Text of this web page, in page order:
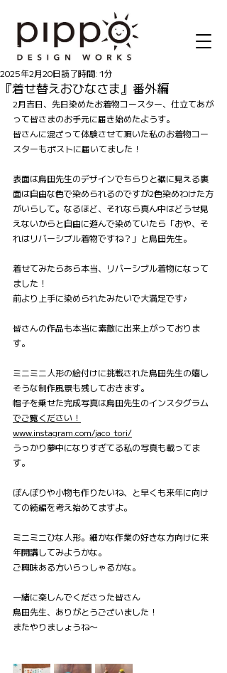
記事
『着せ替えおひなさま』番外編
2025年2月20日読了時間: 1分
2月吉日、先日染めたお着物コースター、仕立てあが
って皆さまのお手元に届き始めたようす。
皆さんに混ざって体験させて頂いた私のお着物コー
スターもポストに届いてました！
表面は鳥田先生のデザインでちらりと裾に見える裏
面は自由な色で染められるのですが2色染めわけた方
がいらして。なるほど、それなら真ん中はどうせ見
えないからと自由に遊んで染めていたら「おや、そ
れはリバーシブル着物ですね？」と鳥田先生。
着せてみたらあら本当、リバーシブル着物になって
ました！
前より上手に染められたみたいで大満足です♪
皆さんの作品も本当に素敵に出来上がっておりま
す。
ミニミニ人形の絵付けに挑戦された鳥田先生の嬉し
そうな制作風景も残しておきます。
帽子を乗せた完成写真は鳥田先生のインスタグラム
でご覧ください！
www.instagram.com/jaco_tori/
うっかり夢中になりすぎてる私の写真も載ってま
す。
ぼんぼりや小物も作りたいね、と早くも来年に向け
ての続編を考え始めてますよ。
ミニミニひな人形。細かな作業の好きな方向けに来
年開講してみようかな。
ご興味ある方いらっしゃるかな。
一緒に楽しんでくださった皆さん
鳥田先生、ありがとうございました！
またやりましょうね〜